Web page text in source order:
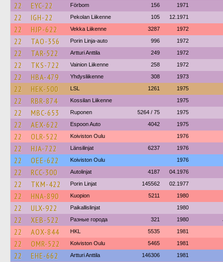
22 EYC-22 Förbom 156 1971
22 IGH-22 Pekolan Liikenne 105 12.1971
22 HJP-622 Vekka Liikenne 3287 1972
22 TAO-356 Porin Linja-auto 996 1972
22 TAR-522 Artturi Anttila 249 1972
22 TKS-722 Vainion Liikenne 258 1972
22 HBA-479 Yhdysliikenne 308 1973
22 HEK-500 LSL 1261 1975
22 RBR-874 Kossilan Liikenne 1975
22 MBC-653 Ruponen 5264 / 75 1975
22 AEX-622 Espoon Auto 4042 1975
22 OLR-522 Koiviston Oulu 1976
22 HJA-722 Länsilinjat 6237 1976
22 OEE-622 Koiviston Oulu 1976
22 RCC-300 Autolinjat 4187 04.1976
22 TKM-422 Porin Linjat 145562 02.1977
22 HNA-890 Kuopion 5211 1980
22 ULX-922 Paikallislinjat 1980
22 XEB-522 Разные города 321 1980
22 AOX-844 HKL 5535 1981
22 OMR-522 Koiviston Oulu 5465 1981
22 EHE-662 Artturi Anttila 146306 1981